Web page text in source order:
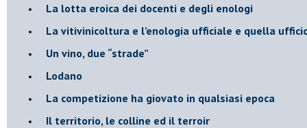
​La lotta eroica dei docenti e degli enologi
​La vitivinicoltura e l’enologia ufficiale e quella
​Un vino, due “strade”
Lodano
​La competizione ha giovato in qualsiasi epoca
Il territorio, le colline ed il terroir